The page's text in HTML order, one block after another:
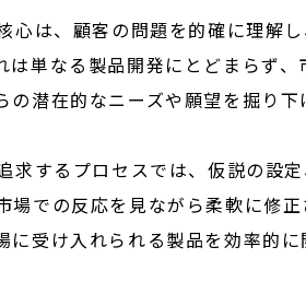
心は、顧客の問題を的確に理解
は単なる製品開発にとどまらず
の潜在的なニーズや願望を掘り下
求するプロセスでは、仮説の設
場での反応を見ながら柔軟に修
に受け入れられる製品を効率的に